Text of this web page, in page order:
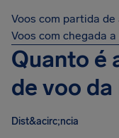
Voos com partida
Voos com chegada
Quanto é
de voo
Dist&acirc;ncia